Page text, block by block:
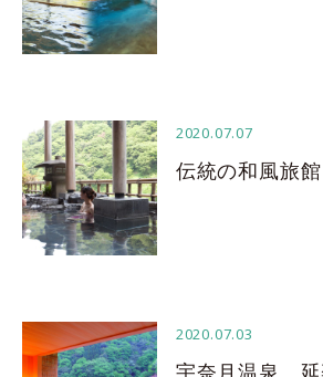
2020.07.07
伝統の和風旅
2020.07.03
宇奈月温泉 延